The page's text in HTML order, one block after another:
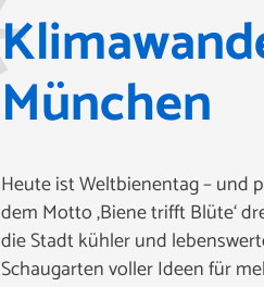
München
Heute ist Weltbienentag – und
dem Motto ‚Biene trifft Blüte‘
die Stadt kühler und
Schaugarten voller Ideen für